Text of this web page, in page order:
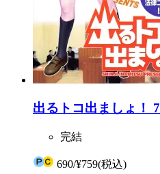
出るトコ出ましょ！ 7
完結
690/¥759(税込)